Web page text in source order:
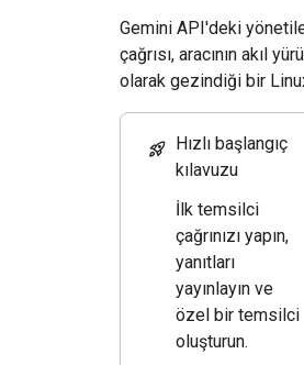
Gemini API'deki
çağrısı, aracının akıl
olarak gezindiği bir
rocket_launch Hızlı başlangıç
kılavuzu
İlk temsilci
çağrınızı yapın,
yanıtları
yayınlayın ve
özel bir temsilci
oluşturun.